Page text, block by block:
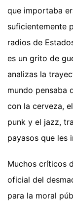
que importaba
suficientemente
radios de
es un grito de
analizas la
mundo pensaba
con la cerveza,
punk y el jazz,
payasos que les
Muchos críticos
oficial del
para la moral